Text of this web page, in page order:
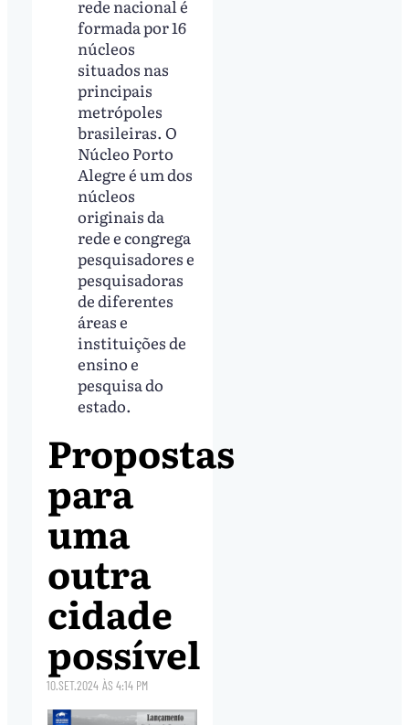
rede nacional é
formada por 16
núcleos
situados nas
principais
metrópoles
brasileiras. O
Núcleo Porto
Alegre é um dos
núcleos
originais da
rede e congrega
pesquisadores e
pesquisadoras
de diferentes
áreas e
instituições de
ensino e
pesquisa do
estado.
Propostas
para
uma
outra
cidade
possível
10.SET.2024 ÀS4:14 PM